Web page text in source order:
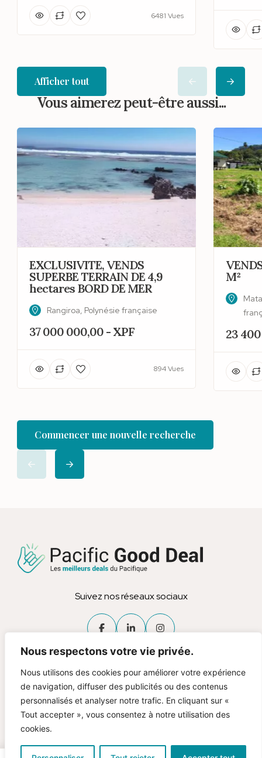
Nous respectons votre vie privée.
Nous utilisons des cookies pour améliorer votre expérience
de navigation, diffuser des publicités ou des contenus
personnalisés et analyser notre trafic. En cliquant sur «
Tout accepter », vous consentez à notre utilisation des
cookies.
6481 Vues
Afficher tout
Vous aimerez peut-être aussi...
EXCLUSIVITE, VENDS
SUPERBE TERRAIN DE 4,9
hectares BORD DE MER
Rangiroa, Polynésie française
37 000 000,00 - XPF
894 Vues
M²
23
Commencer une nouvelle recherche
Suivez nos réseaux sociaux